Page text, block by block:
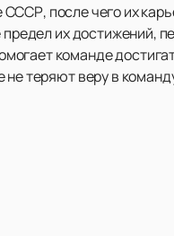
после чего их
предел их достижений,
команде
не теряют веру в